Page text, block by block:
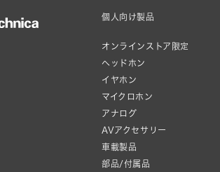
個人向け製品
オンラインストア限定
ヘッドホン
イヤホン
マイクロホン
アナログ
AVアクセサリー
車載製品
部品/付属品